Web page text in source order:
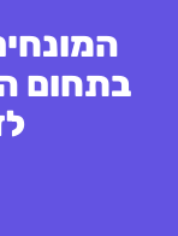
בתחום